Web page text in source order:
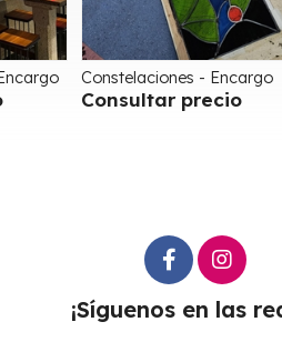
Constelaciones - Encargo
Consultar precio
¡Síguenos en las